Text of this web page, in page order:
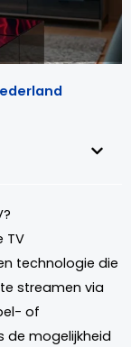
TV
technologie die
streamen via
of
de mogelijkheid